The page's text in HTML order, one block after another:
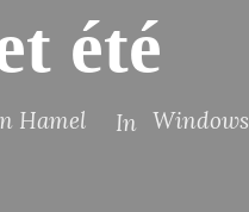
été
Hamel In Windows